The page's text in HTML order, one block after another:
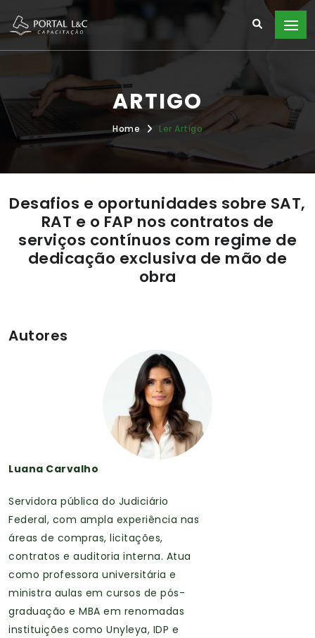
ARTIGO
Home Ler Artigo
Desafios e oportunidades sobre SAT,
RAT e o FAP nos contratos de
serviços contínuos com regime de
dedicação exclusiva de mão de
obra
Autores
Luana Carvalho
Servidora pública do Judiciário
Federal, com ampla experiência nas
áreas de compras, licitações,
contratos e auditoria interna. Atua
como professora universitária e
ministra aulas em cursos de pós-
graduação e MBA em renomadas
instituições como Unyleya, IDP e